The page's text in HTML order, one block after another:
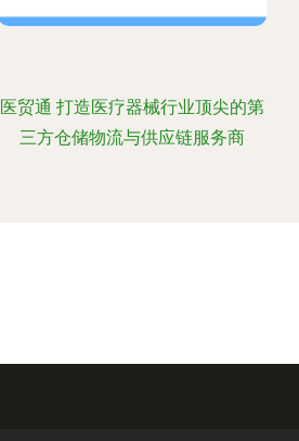
医贸通 打造医疗器械行业顶尖的第
三方仓储物流与供应链服务商